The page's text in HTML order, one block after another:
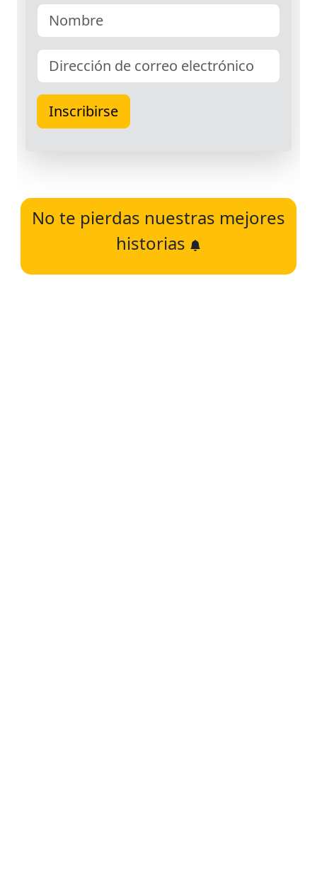
No te pierdas nuestras mejores
historias